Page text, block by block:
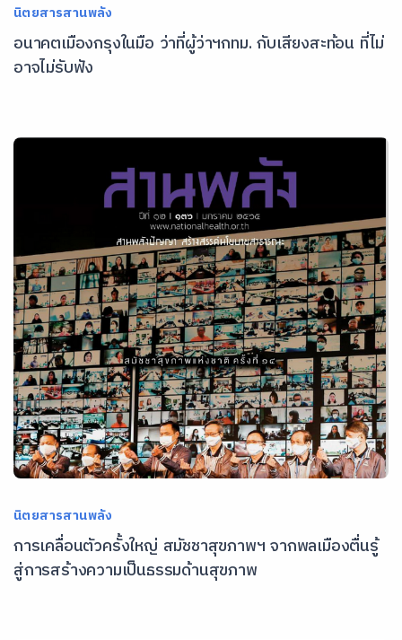
นิตยสารสานพลัง
อนาคตเมืองกรุงในมือ ว่าที่ผู้ว่าฯกทม. กับเสียงสะท้อน ที่ไม่
อาจไม่รับฟัง
นิตยสารสานพลัง
การเคลื่อนตัวครั้งใหญ่ สมัชชาสุขภาพฯ จากพลเมืองตื่นรู้
สู่การสร้างความเป็นธรรมด้านสุขภาพ